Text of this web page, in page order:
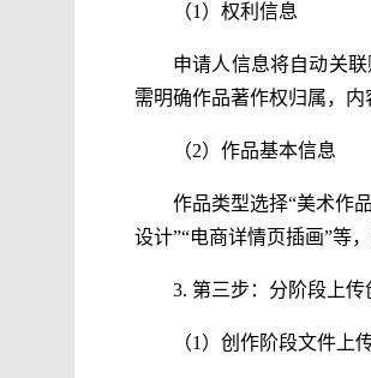
（1）权利信息
申请人信息将自动关
需明确作品著作权归属，
（2）作品基本信息
作品类型选择“美术作
设计”“电商详情页插画”等
3. 第三步：分阶段上
（1）创作阶段文件上